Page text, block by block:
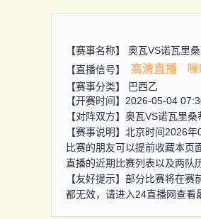
【赛事名称】 奥瓦VS诺瓦里
【直播信号】
高清直播
【赛事分类】
巴西乙
【开赛时间】2026-05-04
【对阵双方】 奥瓦VS诺瓦里桑
【赛事说明】北京时间2026
比赛的朋友可以提前收藏本
直播的近期比赛列表以及两队
【友好提示】部分比赛将在
都无效，请进入24直播网查看